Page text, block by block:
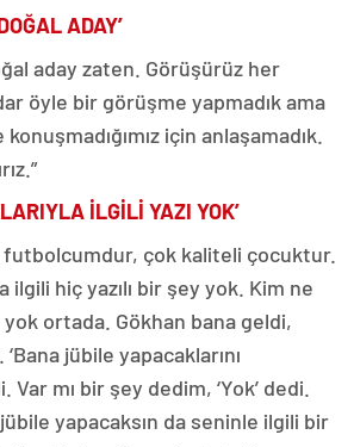
ADAY’
aday zaten. Görüşürüz her
öyle bir görüşme yapmadık ama
için anlaşamadık.
İLGİLİ YAZI YOK’
futbolcumdur, çok kaliteli çocuktur.
ilgili hiç yazılı bir şey yok. Kim ne
ortada. Gökhan bana geldi,
jübile yapacaklarını
mı bir şey dedim, ‘Yok’ dedi.
jübile yapacaksın da seninle ilgili bir